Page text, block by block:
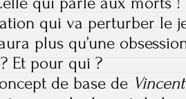
qui va perturber le
plus qu’une
Et pour qui ?
de base de